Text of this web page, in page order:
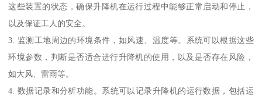
这些装置的状态，确保升降机在运行过程中能够正常启动和停止，
以及保证工人的安全。
3. 监测工地周边的环境条件，如风速、温度等。系统可以根据这些
环境参数，判断是否适合进行升降机的使用，以及是否存在风险，
如大风、雷雨等。
4. 数据记录和分析功能。系统可以记录升降机的运行数据，包括运